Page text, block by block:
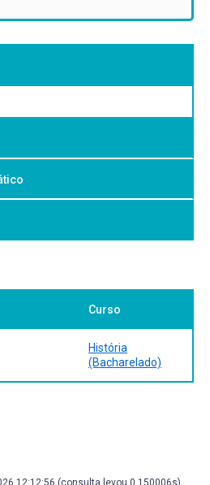
Curso
História
(Bacharelado)
12:12:56 (consulta levou 0.150006s)